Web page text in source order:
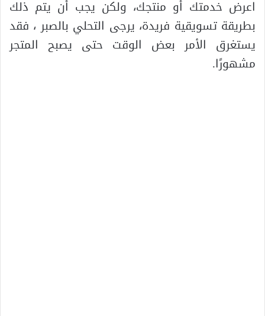
اعرض خدمتك أو منتجك، ولكن يجب أن يتم ذلك
بطريقة تسويقية فريدة، يرجى التحلي بالصبر ، فقد
يستغرق الأمر بعض الوقت حتى يصبح المتجر
مشهورًا.